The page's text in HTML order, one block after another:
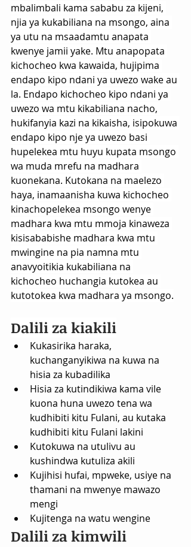
mbalimbali kama sababu za kijeni,
njia ya kukabiliana na msongo, aina
ya utu na msaadamtu anapata
kwenye jamii yake. Mtu anapopata
kichocheo kwa kawaida, hujipima
endapo kipo ndani ya uwezo wake au
la. Endapo kichocheo kipo ndani ya
uwezo wa mtu kikabiliana nacho,
hukifanyia kazi na kikaisha, isipokuwa
endapo kipo nje ya uwezo basi
hupelekea mtu huyu kupata msongo
wa muda mrefu na madhara
kuonekana. Kutokana na maelezo
haya, inamaanisha kuwa kichocheo
kinachopelekea msongo wenye
madhara kwa mtu mmoja kinaweza
kisisababishe madhara kwa mtu
mwingine na pia namna mtu
anavyoitikia kukabiliana na
kichocheo huchangia kutokea au
kutotokea kwa madhara ya msongo.
Dalili za kiakili
Kukasirika haraka,
kuchanganyikiwa na kuwa na
hisia za kubadilika
Hisia za kutindikiwa kama vile
kuona huna uwezo tena wa
kudhibiti kitu Fulani, au kutaka
kudhibiti kitu Fulani lakini
Kutokuwa na utulivu au
kushindwa kutuliza akili
Kujihisi hufai, mpweke, usiye na
thamani na mwenye mawazo
mengi
Kujitenga na watu wengine
Dalili za kimwili